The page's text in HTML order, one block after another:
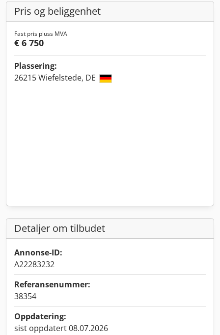
Pris og beliggenhet
Fast pris pluss MVA
€ 6 750
Plassering:
26215 Wiefelstede, DE
Detaljer om tilbudet
Annonse-ID:
A22283232
Referansenummer:
38354
Oppdatering:
sist oppdatert 08.07.2026